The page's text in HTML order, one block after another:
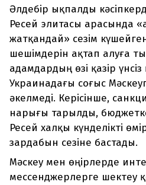
Әлдебір ықпалды
Ресей элитасы арасында
жатқандай» сезім
шешімдерін ақтап алуға
адамдардың өзі қазір
Украинадағы соғыс
әкелмеді. Керісінше,
нарығы тарылды,
Ресей халқы күнделікті
зардабын сезіне бастады.
Мәскеу мен өңірлерде
мессенджерлерге шектеу